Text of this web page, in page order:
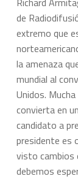
de
extremo que
la amenaza
mundial al
Unidos.
convierta en
candidato a
presidente es
visto cambios
debemos